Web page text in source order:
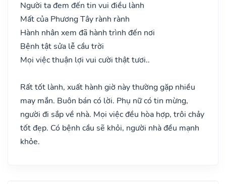
Người ta đem đến tin vui điều lành
Mất của Phương Tây rành rành
Hành nhân xem đã hành trình đến nơi
Bệnh tật sửa lễ cầu trời
Mọi việc thuận lợi vui cười thật tươi..
Rất tốt lành, xuất hành giờ này thường gặp nhiều
may mắn. Buôn bán có lời. Phụ nữ có tin mừng,
người đi sắp về nhà. Mọi việc đều hòa hợp, trôi chảy
tốt đẹp. Có bệnh cầu sẽ khỏi, người nhà đều mạnh
khỏe.